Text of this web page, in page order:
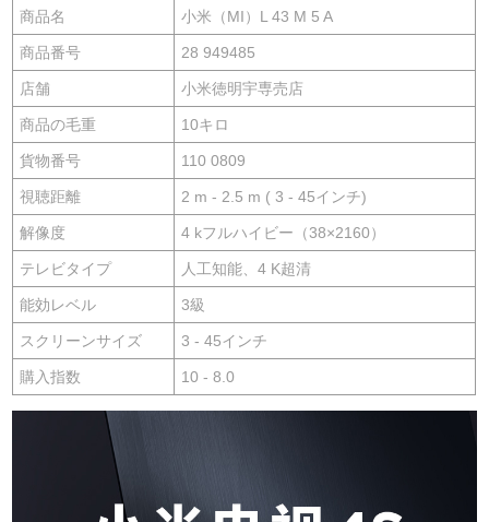
商品名 小米（MI）L 43 M 5 A
商品番号 28 949485
店舗 小米徳明宇専売店
商品の毛重 10キロ
貨物番号 110 0809
視聴距離 2 m - 2.5 m ( 3 - 45インチ)
解像度 4 kフルハイビー（38×2160）
テレビタイプ 人工知能、4 K超清
能効レベル 3級
スクリーンサイズ 3 - 45インチ
購入指数 10 - 8.0